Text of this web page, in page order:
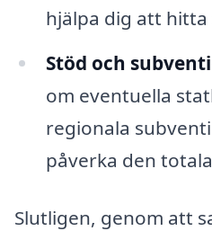
hjälpa dig att
Stöd och
om eventuella
regionala
påverka den
Slutligen, genom att